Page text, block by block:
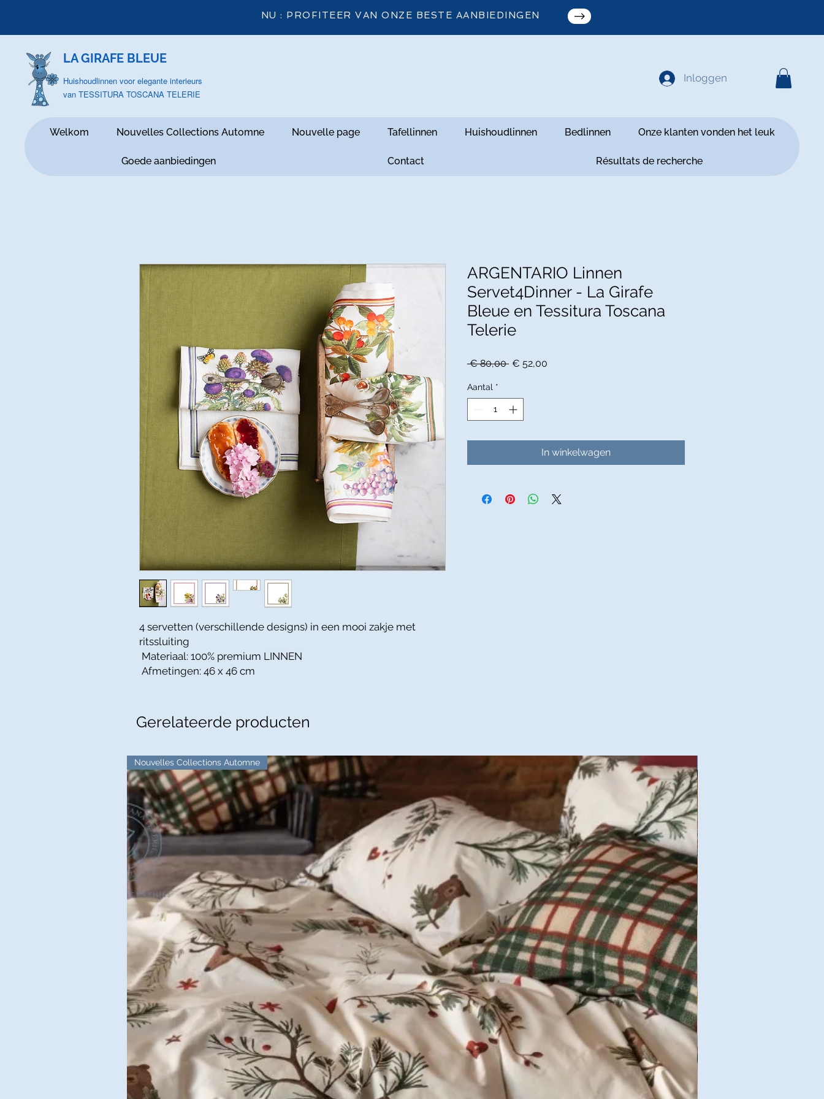
NU : PROFITEER VAN ONZE BESTE AANBIEDINGEN
LA GIRAFE BLEUE
Huishoudlinnen voor elegante interieurs
van TESSITURA TOSCANA TELERIE
Inloggen
Welkom Nouvelles Collections Automne Nouvelle page Tafellinnen Huishoudlinnen Bedlinnen Onze klanten vonden het leuk
Goede aanbiedingen Contact Résultats de recherche
4 servetten (verschillende designs) in een mooi zakje met
ritssluiting
Materiaal: 100% premium LINNEN
Afmetingen: 46 x 46 cm
ARGENTARIO Linnen
Servet4Dinner - La Girafe
Bleue en Tessitura Toscana
Telerie
€ 80,00 Normale
€ 52,00
Aantal *
In winkelwagen
Gerelateerde producten
Nouvelles Collections Automne